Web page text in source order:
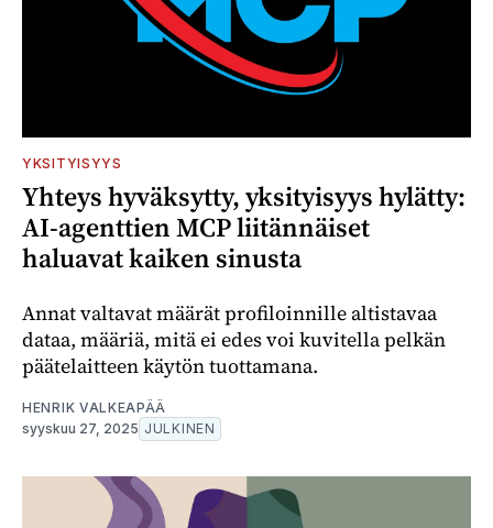
YKSITYISYYS
Yhteys hyväksytty, yksityisyys hylätty:
AI-agenttien MCP liitännäiset
haluavat kaiken sinusta
Annat valtavat määrät profiloinnille altistavaa
dataa, määriä, mitä ei edes voi kuvitella pelkän
päätelaitteen käytön tuottamana.
HENRIK VALKEAPÄÄ
syyskuu 27, 2025 JULKINEN